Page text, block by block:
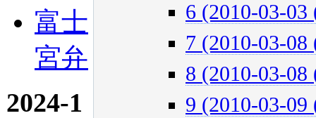
富士
宮弁
2024-1
6 (2010-03-
7 (2010-03-
8 (2010-03-
9 (2010-03-